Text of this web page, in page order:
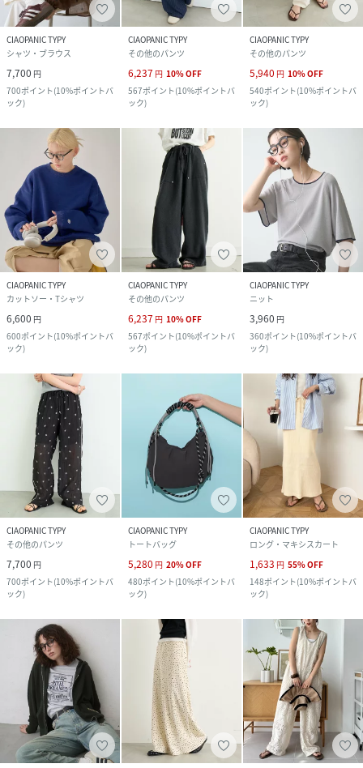
CIAOPANIC TYPY
シャツ・ブラウス
7,700 円
700ポイント(10%ポイントバ
ック)
CIAOPANIC TYPY
その他のパンツ
6,237 円 10%OFF
567ポイント(10%ポイントバ
ック)
CIAOPANIC TYPY
その他のパンツ
5,940 円 10%OFF
540ポイント(10%ポイントバ
ック)
CIAOPANIC TYPY
カットソー・Tシャツ
6,600 円
600ポイント(10%ポイントバ
ック)
CIAOPANIC TYPY
その他のパンツ
6,237 円 10%OFF
567ポイント(10%ポイントバ
ック)
CIAOPANIC TYPY
ニット
3,960 円
360ポイント(10%ポイントバ
ック)
CIAOPANIC TYPY
その他のパンツ
7,700 円
700ポイント(10%ポイントバ
ック)
CIAOPANIC TYPY
トートバッグ
5,280 円 20%OFF
480ポイント(10%ポイントバ
ック)
CIAOPANIC TYPY
ロング・マキシスカート
1,633 円 55%OFF
148ポイント(10%ポイントバ
ック)